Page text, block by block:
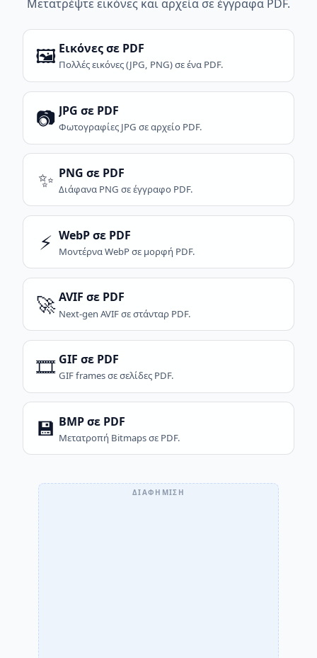
Μετατρέψτε εικόνες και αρχεία σε έγγραφα PDF.
🖼️ Εικόνες σε PDF
Πολλές εικόνες (JPG, PNG) σε ένα PDF.
📷 JPG σε PDF
Φωτογραφίες JPG σε αρχείο PDF.
✨ PNG σε PDF
Διάφανα PNG σε έγγραφο PDF.
⚡ WebP σε PDF
Μοντέρνα WebP σε μορφή PDF.
🚀 AVIF σε PDF
Next-gen AVIF σε στάνταρ PDF.
🎞️ GIF σε PDF
GIF frames σε σελίδες PDF.
💾 BMP σε PDF
Μετατροπή Bitmaps σε PDF.